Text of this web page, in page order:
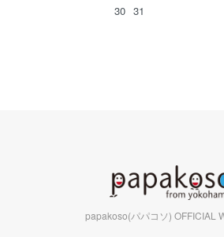
30 31
papakoso(パパコソ) OFFICIAL